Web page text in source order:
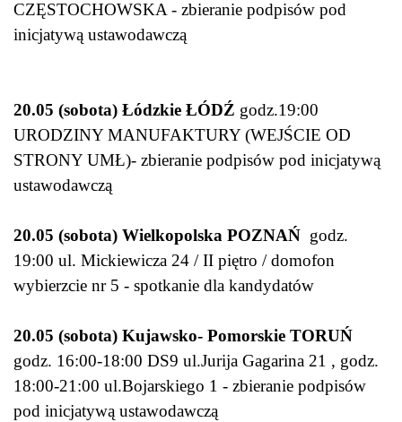
CZĘSTOCHOWSKA - zbieranie podpisów pod
inicjatywą ustawodawczą
20.05 (sobota) Łódzkie ŁÓDŹ godz.19:00
URODZINY MANUFAKTURY (WEJŚCIE OD
STRONY UMŁ)- zbieranie podpisów pod inicjatywą
ustawodawczą
20.05 (sobota) Wielkopolska POZNAŃ godz.
19:00 ul. Mickiewicza 24 / II piętro / domofon
wybierzcie nr 5 - spotkanie dla kandydatów
20.05 (sobota) Kujawsko- Pomorskie TORUŃ
godz. 16:00-18:00 DS9 ul.Jurija Gagarina 21 , godz.
18:00-21:00 ul.Bojarskiego 1 - zbieranie podpisów
pod inicjatywą ustawodawczą